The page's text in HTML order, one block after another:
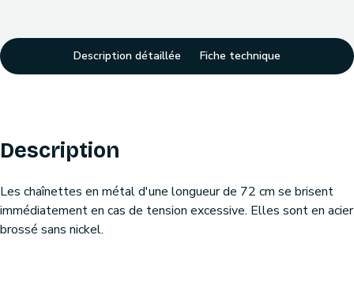
Description détaillée Fiche technique
Description
Les chaînettes en métal d'une longueur de 72 cm se brisent
immédiatement en cas de tension excessive. Elles sont en acier
brossé sans nickel.